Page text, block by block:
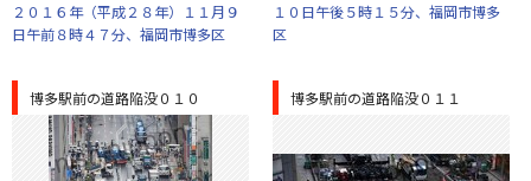
２０１６年（平成２８年）１１月９
日午前８時４７分、福岡市博多区
１０日午後５時１５分、福岡市博多
区
博多駅前の道路陥没０１０ 博多駅前の道路陥没０１１